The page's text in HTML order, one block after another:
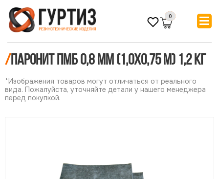
0
/Паронит ПМБ 0,8 мм (1,0х0,75 м) 1,2 кг
*Изображения товаров могут отличаться от реального
вида. Пожалуйста, уточняйте детали у нашего менеджера
перед покупкой.